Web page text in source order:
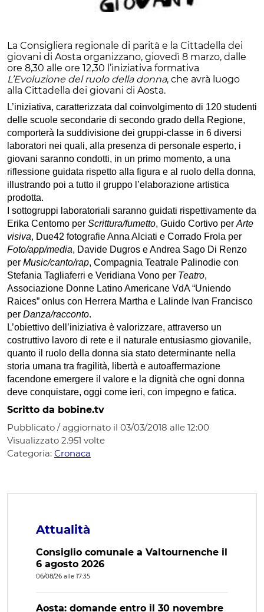
La Consigliera regionale di parità e la Cittadella dei
giovani di Aosta organizzano, giovedì 8 marzo, dalle
ore 8,30 alle ore 12,30 l’iniziativa formativa
L’Evoluzione del ruolo della donna, che avrà luogo
alla Cittadella dei giovani di Aosta.
L’iniziativa, caratterizzata dal coinvolgimento di 120 studenti
delle scuole secondarie di secondo grado della Regione,
comporterà la suddivisione dei gruppi-classe in 6 diversi
laboratori nei quali, alla presenza di personale esperto, i
giovani saranno condotti, in un primo momento, a una
riflessione guidata rispetto alla figura e al ruolo della donna,
illustrando poi a tutto il gruppo l’elaborazione artistica
prodotta.
I sottogruppi laboratoriali saranno guidati rispettivamente da
Erika Centomo per Scrittura/fumetto, Guido Cortivo per Arte
visiva, Due42 fotografie Anna Alciati e Corrado Frola per
Foto/app/media, Davide Dugros e Andrea Sago Di Renzo
per Music/canto/rap, Compagnia Teatrale Palinodie con
Stefania Tagliaferri e Veridiana Vono per Teatro,
Associazione Donne Latino Americane VdA “Uniendo
Raices” onlus con Herrera Martha e Lalinde Ivan Francisco
per Danza/racconto.
L’obiettivo dell’iniziativa è valorizzare, attraverso un
costruttivo lavoro di rete e il naturale entusiasmo giovanile,
quanto il ruolo della donna sia stato determinante nella
storia umana tra fragilità, libertà e autoaffermazione
facendone emergere il valore e la dignità che ogni donna
deve conquistare, oggi come ieri, con impegno e fatica.
Scritto da bobine.tv
Pubblicato / aggiornato il 03/03/2018 alle 12:00
Visualizzato 2.951 volte
Categoria: Cronaca
Attualità
Consiglio comunale a Valtournenche il
6 agosto 2026
06/08/26 alle 17:35
Aosta: domande entro il 30 novembre